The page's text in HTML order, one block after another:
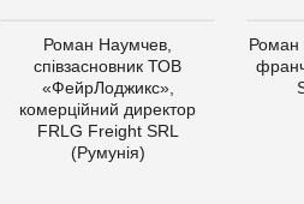
Роман Наумчев,
співзасновник ТОВ
«ФейрЛоджикс»,
комерційний директор
FRLG Freight SRL
(Румунія)
Роман